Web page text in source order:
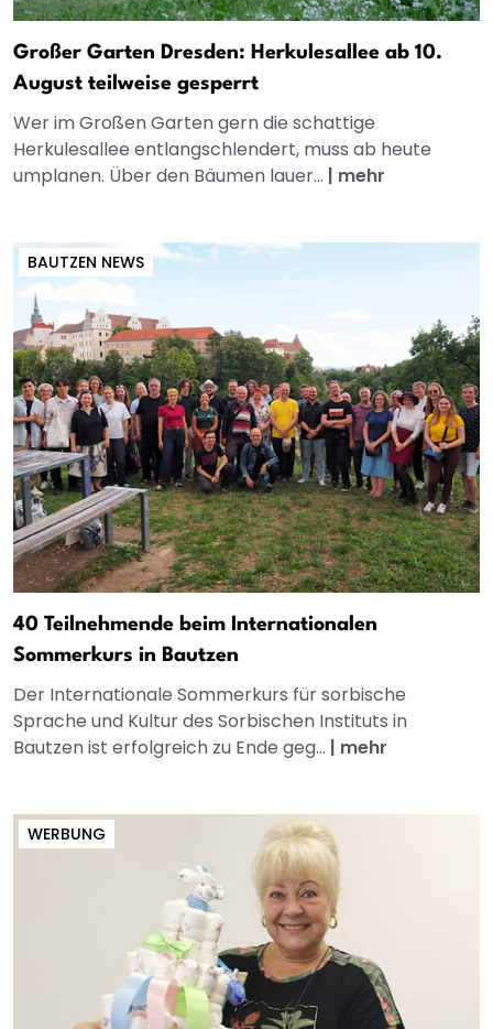
Großer Garten Dresden: Herkulesallee ab 10.
August teilweise gesperrt
Wer im Großen Garten gern die schattige
Herkulesallee entlangschlendert, muss ab heute
umplanen. Über den Bäumen lauer... | mehr
BAUTZEN NEWS
40 Teilnehmende beim Internationalen
Sommerkurs in Bautzen
Der Internationale Sommerkurs für sorbische
Sprache und Kultur des Sorbischen Instituts in
Bautzen ist erfolgreich zu Ende geg... | mehr
WERBUNG